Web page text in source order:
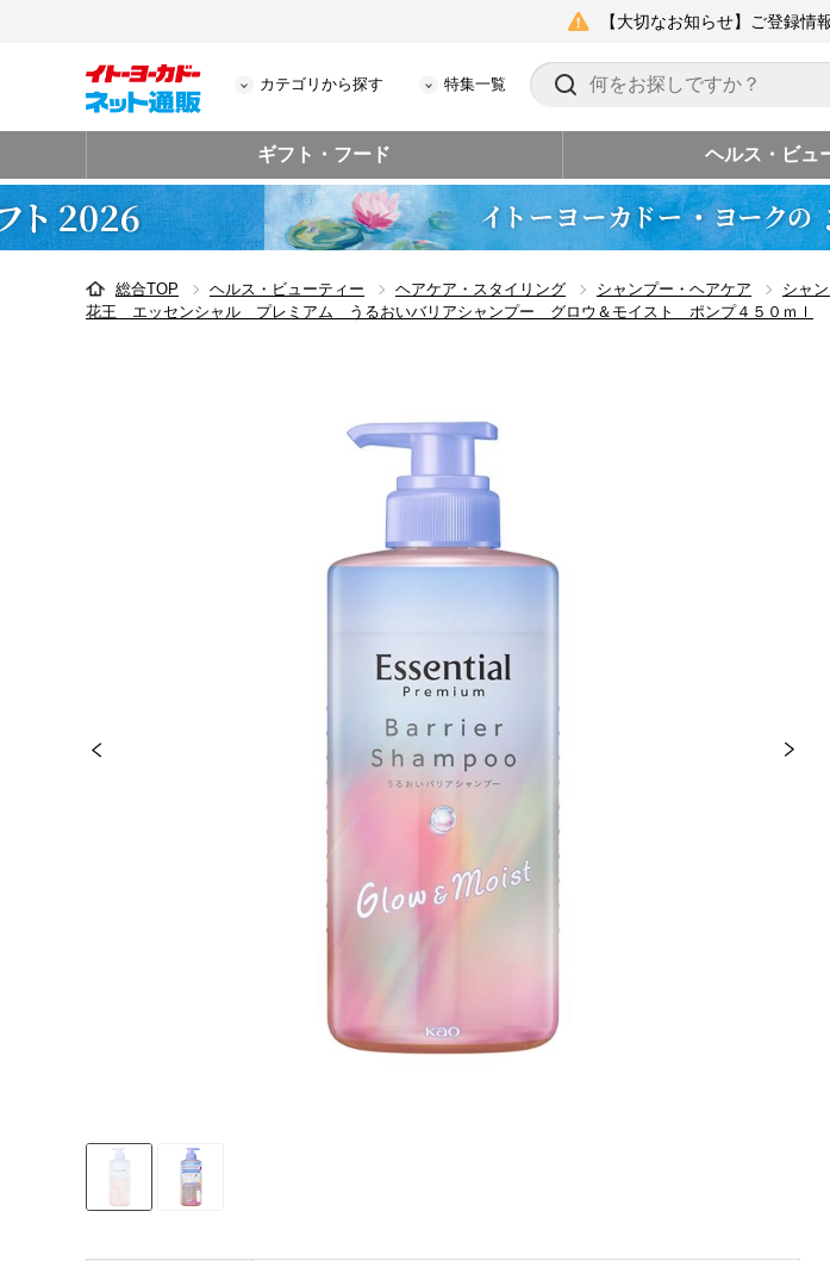
【大切なお知らせ】ご登録情
カテゴリから探す 特集一覧
ギフト・フード ヘルス・ビュ
総合TOP ヘルス・ビューティー ヘアケア・スタイリング シャンプー・ヘアケア
シャ
花王 エッセンシャル プレミアム うるおいバリアシャンプー グロウ＆モイスト ポンプ４５０ｍｌ